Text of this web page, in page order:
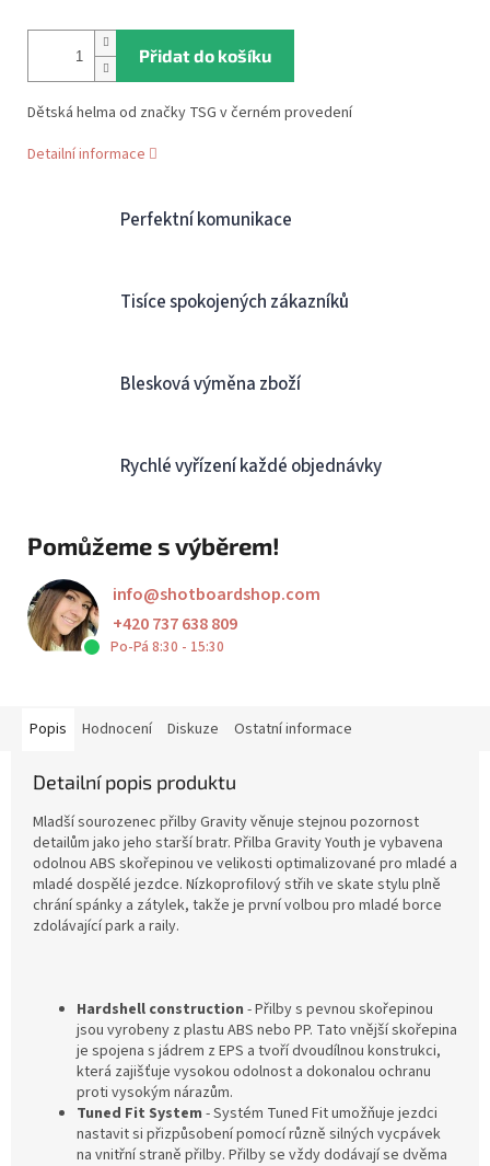
Přidat do košíku
Dětská helma od značky TSG v černém provedení
Detailní informace
Perfektní komunikace
Tisíce spokojených zákazníků
Blesková výměna zboží
Rychlé vyřízení každé objednávky
Pomůžeme s výběrem!
info@shotboardshop.com
+420 737 638 809
Po-Pá 8:30 - 15:30
Popis Hodnocení Diskuze Ostatní informace
Detailní popis produktu
Mladší sourozenec přilby Gravity věnuje stejnou pozornost
detailům jako jeho starší bratr. Přilba Gravity Youth je vybavena
odolnou ABS skořepinou ve velikosti optimalizované pro mladé a
mladé dospělé jezdce. Nízkoprofilový střih ve skate stylu plně
chrání spánky a zátylek, takže je první volbou pro mladé borce
zdolávající park a raily.
Hardshell construction - Přilby s pevnou skořepinou
jsou vyrobeny z plastu ABS nebo PP. Tato vnější skořepina
je spojena s jádrem z EPS a tvoří dvoudílnou konstrukci,
která zajišťuje vysokou odolnost a dokonalou ochranu
proti vysokým nárazům.
Tuned Fit System - Systém Tuned Fit umožňuje jezdci
nastavit si přizpůsobení pomocí různě silných vycpávek
na vnitřní straně přilby. Přilby se vždy dodávají se dvěma